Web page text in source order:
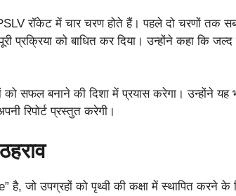
रॉकेट में चार चरण होते हैं। पहले दो चरणों तक
प्रक्रिया को बाधित कर दिया। उन्होंने कहा कि
बनाने की दिशा में प्रयास करेगा। उन्होंने यह
रिपोर्ट प्रस्तुत करेगी।
जो उपग्रहों को पृथ्वी की कक्षा में स्थापित करने के